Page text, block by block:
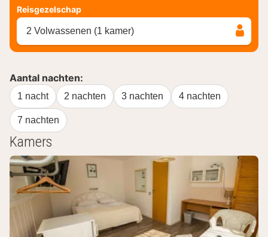
Reisgezelschap
2 Volwassenen (1 kamer)
Aantal nachten:
1 nacht 2 nachten 3 nachten 4 nachten
7 nachten
Kamers